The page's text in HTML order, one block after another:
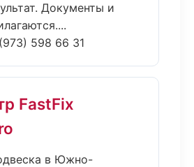
Документы и
598 66 31
FastFix
в Южно-